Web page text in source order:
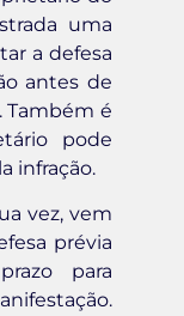
uma
a defesa
antes de
Também é
pode
infração.
vez, vem
prévia
para